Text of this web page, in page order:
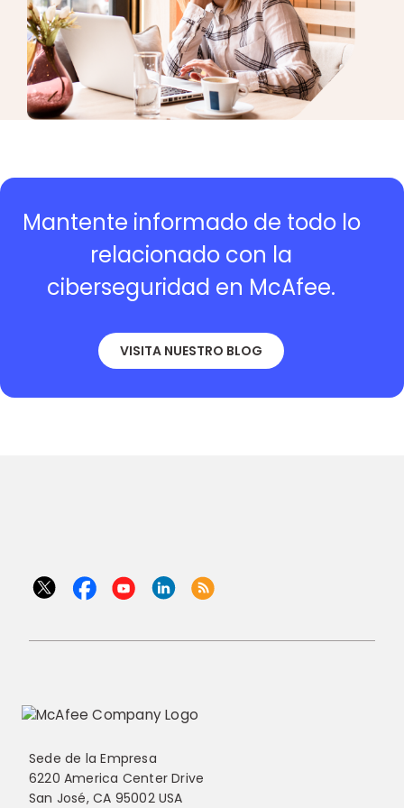
Mantente informado de todo lo
relacionado con la
ciberseguridad en McAfee.
VISITA NUESTRO BLOG
Sede de la Empresa
6220 America Center Drive
San José, CA 95002 USA